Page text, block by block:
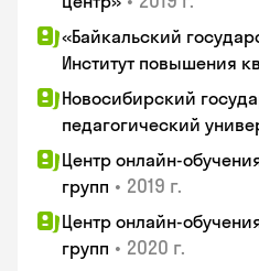
«Байкальский
Институт повышения
Новосибирский
педагогический
Центр онлайн-
групп • 2019 г.
Центр онлайн-
групп • 2020 г.